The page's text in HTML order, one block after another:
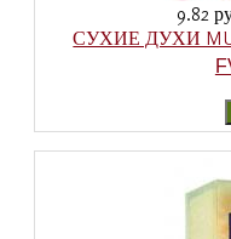
9.82
СУХИЕ ДУХИ